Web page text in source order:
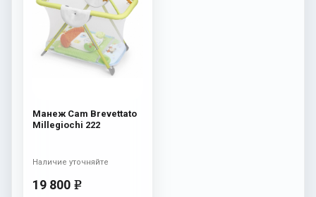
Манеж Cam Brevettato
Millegiochi 222
19 800 e
Наличие уточняйте